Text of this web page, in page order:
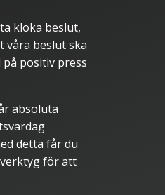
kloka beslut,
våra beslut ska
positiv press
absoluta
detta får du
för att